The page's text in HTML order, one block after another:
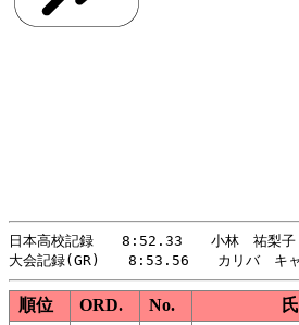
日本高校記録　　8:52.33　　小林　祐梨
順位 ORD. No.